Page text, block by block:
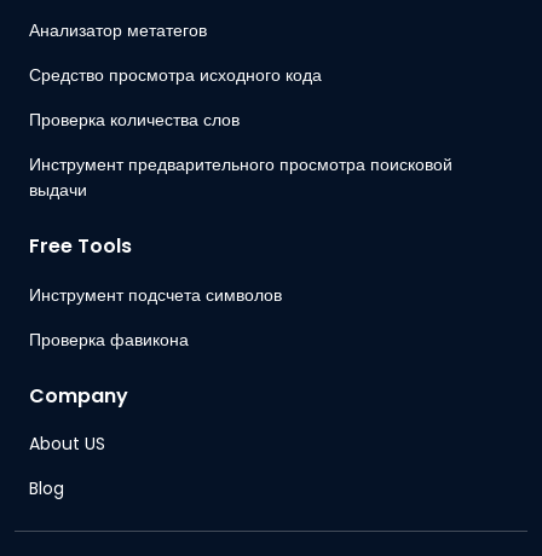
Анализатор метатегов
Средство просмотра исходного кода
Проверка количества слов
Инструмент предварительного просмотра поисковой
выдачи
Free Tools
Инструмент подсчета символов
Проверка фавикона
Company
About US
Blog